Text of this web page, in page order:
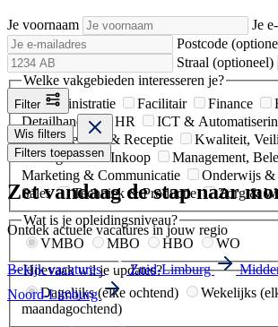
Je voornaam
Je
Postcode
Straal (optioneel)
Welke vakgebieden interesseren je?
Administratie
Facilitair Finance
Detailhandel
HR ICT &
Klantenservice & Receptie
Kwaliteit,
Logistiek & Inkoop
Management,
Marketing & Communicatie
Onderwijs &
Sales
Techniek & Productie
Zorg &
Wat is je opleidingsniveau?
VMBO
MBO HBO
WO
Hoevaak wil je updates?
Dagelijks (elke ochtend)
Wekelijks
maandagochtend)
Filter
Wis filters
Filters toepassen
Zet vandaag de stap naar
Ontdek actuele vacatures in jouw regio
Bekijk vacatures Zuid-Limburg
Noord-Limburg